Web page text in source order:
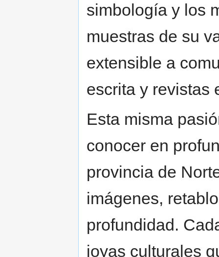
simbología y los
muestras de su
extensible a
escrita y revistas
Esta misma
conocer en
provincia de
imágenes,
profundidad.
joyas culturales